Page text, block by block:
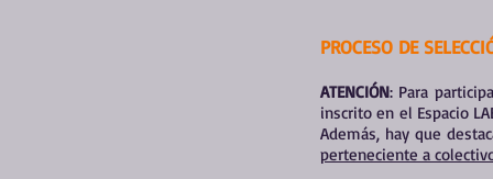
PROCESO DE
ATENCIÓN: Para
inscrito en el Espacio
Además, hay que
perteneciente a